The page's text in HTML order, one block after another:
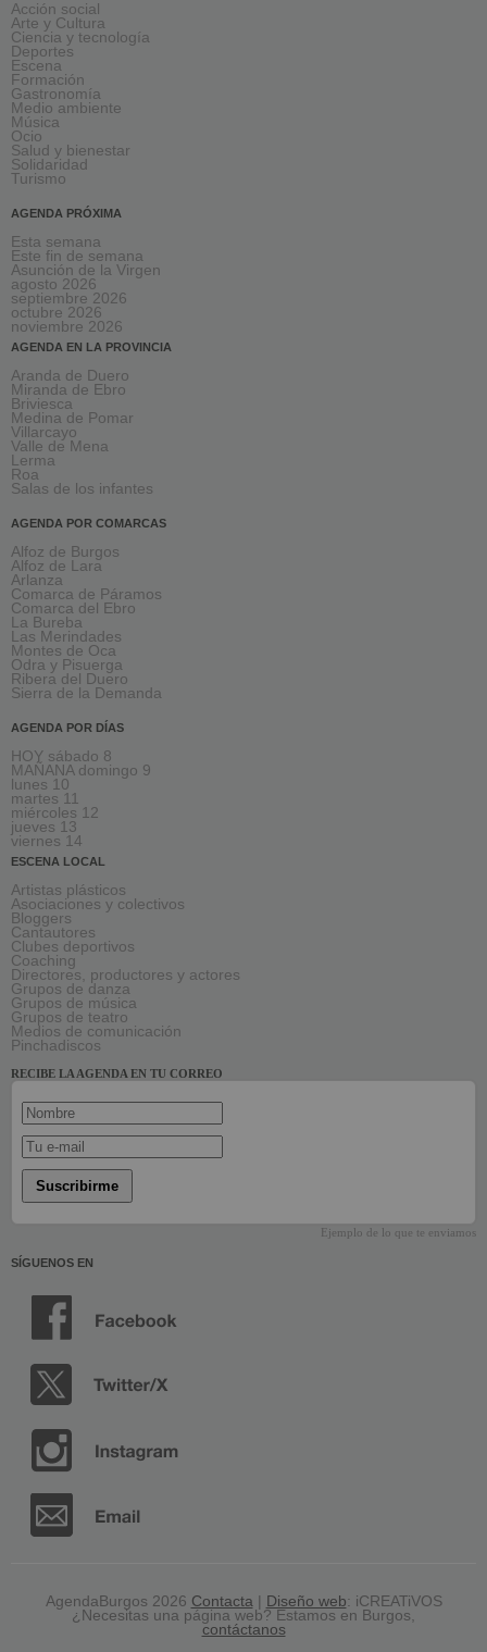
Acción social
Arte y Cultura
Ciencia y tecnología
Deportes
Escena
Formación
Gastronomía
Medio ambiente
Música
Ocio
Salud y bienestar
Solidaridad
Turismo
AGENDA PRÓXIMA
Esta semana
Este fin de semana
Asunción de la Virgen
agosto 2026
septiembre 2026
octubre 2026
noviembre 2026
AGENDA EN LA PROVINCIA
Aranda de Duero
Miranda de Ebro
Briviesca
Medina de Pomar
Villarcayo
Valle de Mena
Lerma
Roa
Salas de los infantes
AGENDA POR COMARCAS
Alfoz de Burgos
Alfoz de Lara
Arlanza
Comarca de Páramos
Comarca del Ebro
La Bureba
Las Merindades
Montes de Oca
Odra y Pisuerga
Ribera del Duero
Sierra de la Demanda
AGENDA POR DÍAS
HOY sábado 8
MAÑANA domingo 9
lunes 10
martes 11
miércoles 12
jueves 13
viernes 14
ESCENA LOCAL
Artistas plásticos
Asociaciones y colectivos
Bloggers
Cantautores
Clubes deportivos
Coaching
Directores, productores y actores
Grupos de danza
Grupos de música
Grupos de teatro
Medios de comunicación
Pinchadiscos
RECIBE LA AGENDA EN TU CORREO
Suscribirme
Ejemplo de lo que te enviamos
SÍGUENOS EN
AgendaBurgos 2026 Contacta| Diseño web: iCREATiVOS
¿Necesitas una página web? Estamos en Burgos,
contáctanos